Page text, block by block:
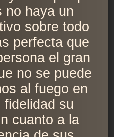
no haya un
sobre todo
perfecta que
el gran
no se puede
al fuego en
fidelidad su
cuanto a la